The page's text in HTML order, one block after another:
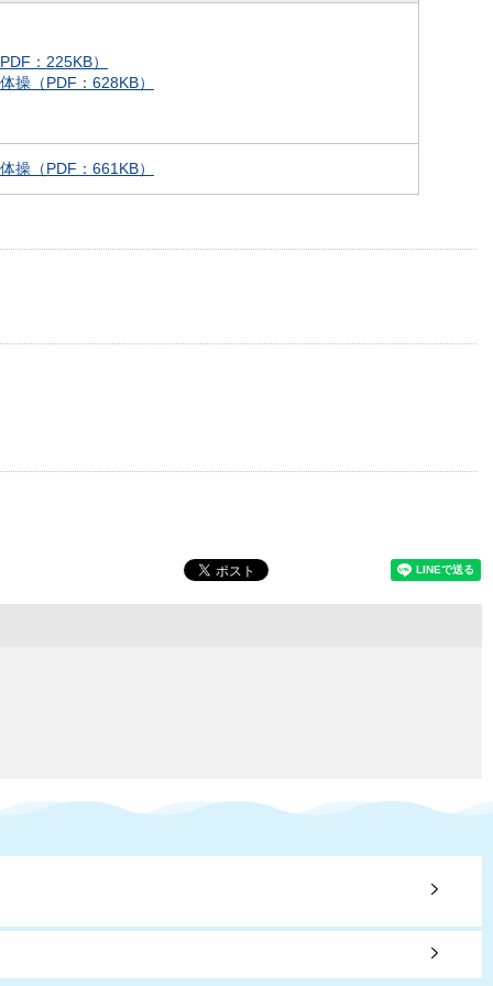
：225KB）
操（PDF：628KB）
操（PDF：661KB）